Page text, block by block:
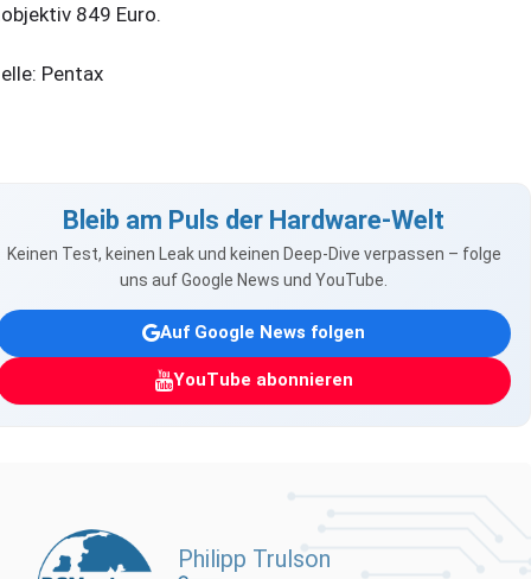
849 Euro.
Pentax
Bleib am Puls der Hardware-Welt
Keinen Test, keinen Leak und keinen Deep-Dive verpassen – folge
uns auf Google News und YouTube.
Auf Google News folgen
YouTube abonnieren
Philipp Trulson